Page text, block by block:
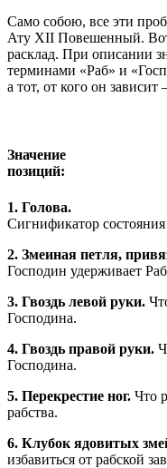
Само собою, все эти
Ату XII Повешенный. Вот
расклад. При описании
терминами «Раб» и
а тот, от кого он
Значение
позиций:
1. Голова.
Сигнификатор
2. Змеиная петля,
Господин удерживает
3. Гвоздь левой руки.
Господина.
4. Гвоздь правой руки.
Господина.
5. Перекрестие ног. Что
рабства.
6. Клубок ядовитых
избавиться от рабской